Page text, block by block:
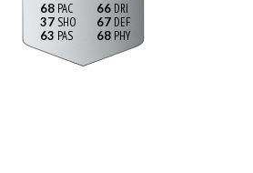
68
37
63
66
67
68